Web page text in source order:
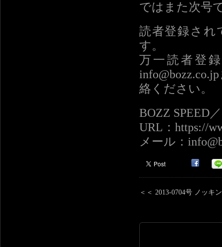
ではまた次号
読者登録され
す。
万一読者登
絡ください。
BOZZ SPEED
URL：https://
メール：
＜＜ 2013-0704号 ノッキ